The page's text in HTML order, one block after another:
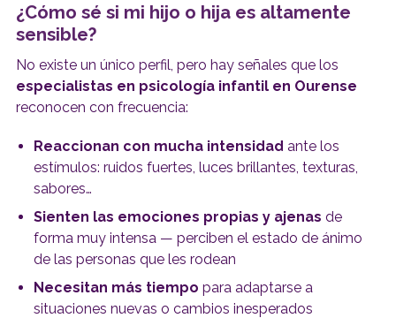
¿Cómo sé si mi hijo o hija es altamente
sensible?
No existe un único perfil, pero hay señales que los
especialistas en psicología infantil en Ourense
reconocen con frecuencia:
Reaccionan con mucha intensidad ante los
estímulos: ruidos fuertes, luces brillantes, texturas,
sabores…
Sienten las emociones propias y ajenas de
forma muy intensa — perciben el estado de ánimo
de las personas que les rodean
Necesitan más tiempo para adaptarse a
situaciones nuevas o cambios inesperados